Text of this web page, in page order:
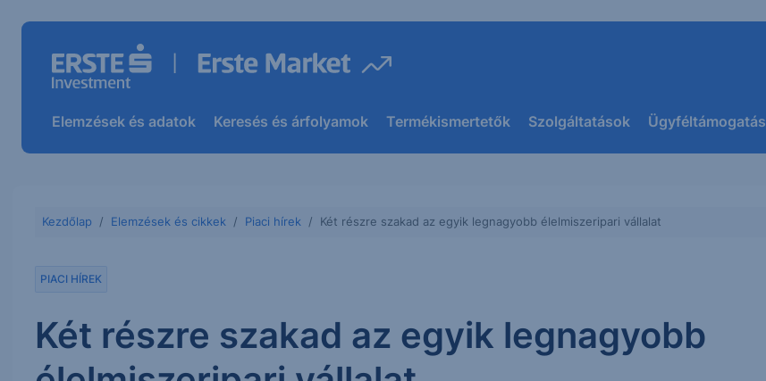
Elemzések és adatok Keresés és árfolyamok Termékismertetők Szolgáltatások Ügyféltámogatás
Kezdőlap Elemzések és cikkek Piaci hírek Két részre szakad az egyik legnagyobb élelmiszeripari vállalat
PIACI HÍREK
Két részre szakad az egyik legnagyobb